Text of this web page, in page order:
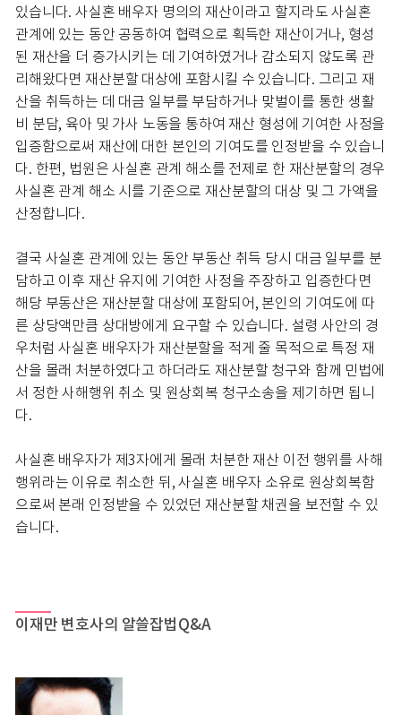
있습니다. 사실혼 배우자 명의의 재산이라고 할지라도 사실혼
관계에 있는 동안 공동하여 협력으로 획득한 재산이거나, 형성
된 재산을 더 증가시키는 데 기여하였거나 감소되지 않도록 관
리해왔다면 재산분할 대상에 포함시킬 수 있습니다. 그리고 재
산을 취득하는 데 대금 일부를 부담하거나 맞벌이를 통한 생활
비 분담, 육아 및 가사 노동을 통하여 재산 형성에 기여한 사정을
입증함으로써 재산에 대한 본인의 기여도를 인정받을 수 있습니
다. 한편, 법원은 사실혼 관계 해소를 전제로 한 재산분할의 경우
사실혼 관계 해소 시를 기준으로 재산분할의 대상 및 그 가액을
산정합니다.
결국 사실혼 관계에 있는 동안 부동산 취득 당시 대금 일부를 분
담하고 이후 재산 유지에 기여한 사정을 주장하고 입증한다면
해당 부동산은 재산분할 대상에 포함되어, 본인의 기여도에 따
른 상당액만큼 상대방에게 요구할 수 있습니다. 설령 사안의 경
우처럼 사실혼 배우자가 재산분할을 적게 줄 목적으로 특정 재
산을 몰래 처분하였다고 하더라도 재산분할 청구와 함께 민법에
서 정한 사해행위 취소 및 원상회복 청구소송을 제기하면 됩니
다.
사실혼 배우자가 제3자에게 몰래 처분한 재산 이전 행위를 사해
행위라는 이유로 취소한 뒤, 사실혼 배우자 소유로 원상회복함
으로써 본래 인정받을 수 있었던 재산분할 채권을 보전할 수 있
습니다.
이재만 변호사의 알쓸잡법Q&A